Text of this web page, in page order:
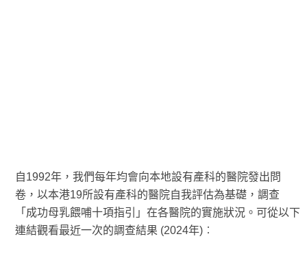
自1992年，我們每年均會向本地設有產科的醫院發出問
卷，以本港19所設有產科的醫院自我評估為基礎，調查
「成功母乳餵哺十項指引」在各醫院的實施狀況。可從以下
連結觀看最近一次的調查結果 (2024年)︰